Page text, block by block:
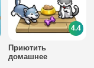
Приютить
домашнее
4.4